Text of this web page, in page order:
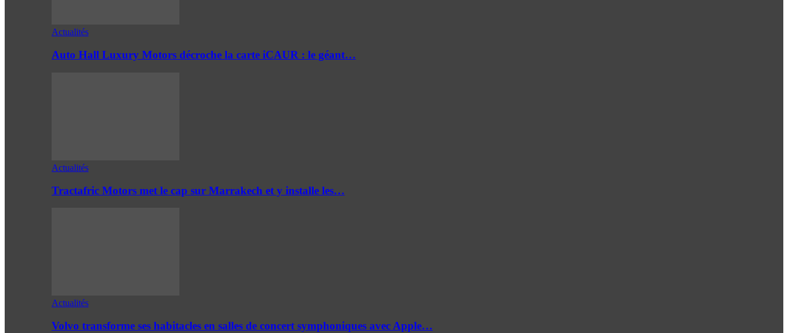
Actualités
Auto Hall Luxury Motors décroche la carte iCAUR : le géant…
Actualités
Tractafric Motors met le cap sur Marrakech et y installe les…
Actualités
Volvo transforme ses habitacles en salles de concert symphoniques avec Apple…